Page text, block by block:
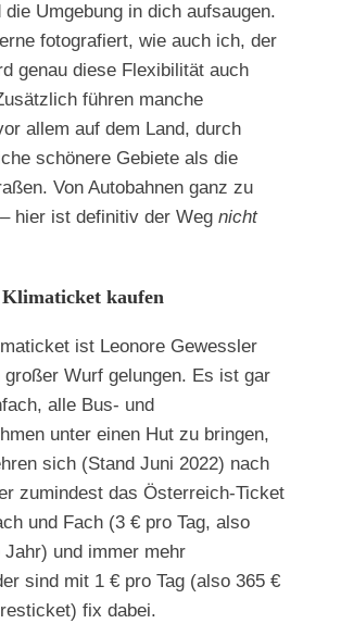
die Umgebung in dich aufsaugen.
fotografiert, wie auch ich, der
genau diese Flexibilität auch
führen manche
allem auf dem Land, durch
schönere Gebiete als die
Von Autobahnen ganz zu
hier ist definitiv der Weg nicht
kaufen
ist Leonore Gewessler
Wurf gelungen. Es ist gar
alle Bus- und
unter einen Hut zu bringen,
sich (Stand Juni 2022) nach
zumindest das Österreich-Ticket
und Fach (3 € pro Tag, also
Jahr) und immer mehr
sind mit 1 € pro Tag (also 365 €
fix dabei.